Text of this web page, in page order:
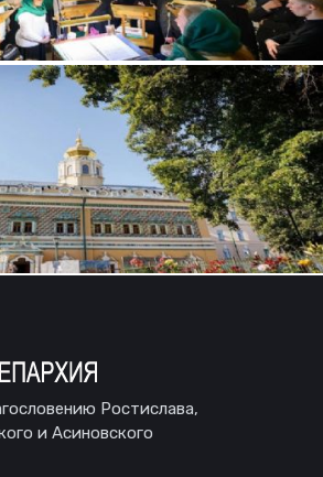
Ростислава,
и Асиновского